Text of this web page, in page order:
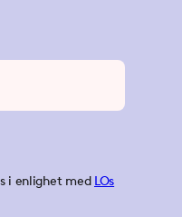
i enlighet med LOs